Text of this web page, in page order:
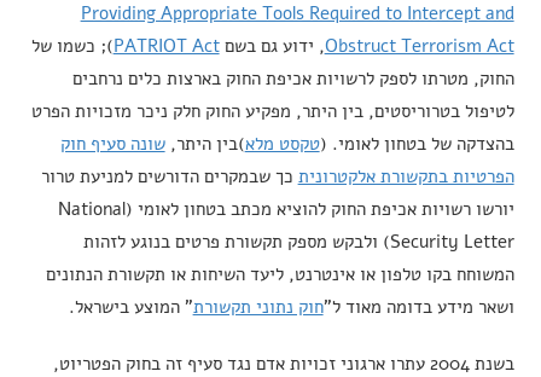
Providing Appropriate Tools Required to Intercept and
Obstruct Terrorism Act, ידוע גם בשםPATRIOT Act); כשמו של
החוק, מטרתו לספק לרשויות אכיפת החוק בארצות כלים נרחבים
לטיפול בטרוריסטים, בין היתר, מפקיע החוק חלק ניכר מזכויות הפרט
בהצדקה של בטחון לאומי. (טקסט מלא)בין היתר,שונה סעיף חוק
הפרטיות בתקשורת אלקטרונית כך שבמקרים הדורשים למניעת טרור
יורשו רשויות אכיפת החוק להוציא מכתב בטחון לאומי (National
Security Letter) ולבקש מספק תקשורת פרטים בנוגע לזהות
המשוחח בקו טלפון או אינטרנט, ליעד השיחות או תקשורת הנתונים
ושאר מידע בדומה מאוד ל"חוק נתוני תקשורת" המוצע בישראל.
בשנת 2004 עתרו ארגוני זכויות אדם נגד סעיף זה בחוק הפטריוט,